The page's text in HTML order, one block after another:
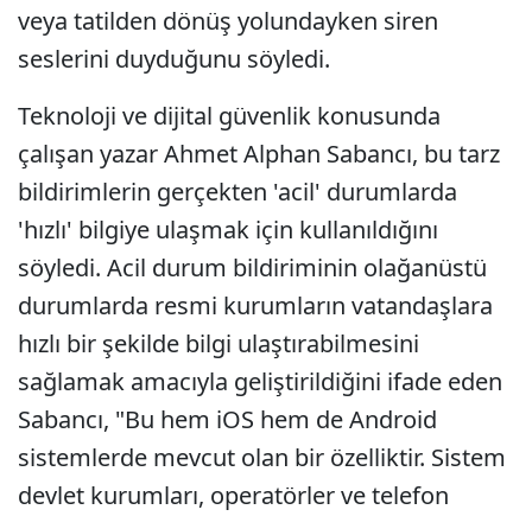
veya tatilden dönüş yolundayken siren
seslerini duyduğunu söyledi.
Teknoloji ve dijital güvenlik konusunda
çalışan yazar Ahmet Alphan Sabancı, bu tarz
bildirimlerin gerçekten 'acil' durumlarda
'hızlı' bilgiye ulaşmak için kullanıldığını
söyledi. Acil durum bildiriminin olağanüstü
durumlarda resmi kurumların vatandaşlara
hızlı bir şekilde bilgi ulaştırabilmesini
sağlamak amacıyla geliştirildiğini ifade eden
Sabancı, "Bu hem iOS hem de Android
sistemlerde mevcut olan bir özelliktir. Sistem
devlet kurumları, operatörler ve telefon